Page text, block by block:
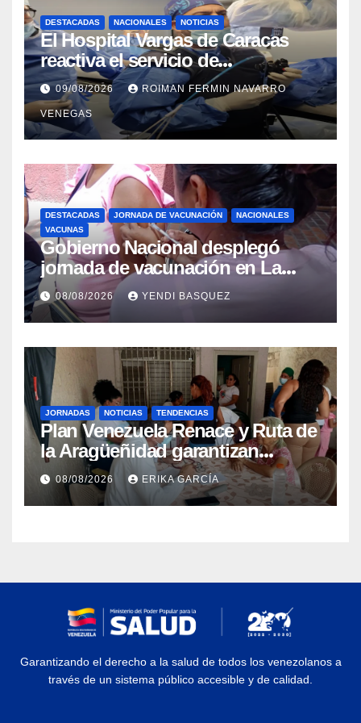
DESTACADAS NACIONALES NOTICIAS
El Hospital Vargas de Caracas
reactiva el servicio de
Colangiopancreatografía
Retrógrada Endoscópica para
beneficiar a cientos de pacientes
09/08/2026 ROIMAN FERMIN NAVARRO
VENEGAS
DESTACADAS JORNADA DE VACUNACIÓN
NACIONALES
VACUNAS
Gobierno Nacional desplegó
jornada de vacunación en La
Guaira para garantizar protección
epidemiológica
08/08/2026 YENDI BASQUEZ
JORNADAS NOTICIAS TENDENCIAS
Plan Venezuela Renace y Ruta de
la Aragüeñidad garantizan
atención médica integral en
Aragua
08/08/2026 ERIKA GARCÍA
Garantizando el derecho a la salud de todos los venezolanos a
través de un sistema público accesible y de calidad.